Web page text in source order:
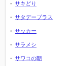
サキどり
サタデープラス
サッカー
サラメシ
サワコの朝